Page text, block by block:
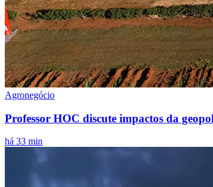
Agronegócio
Professor HOC discute impactos da
há 33 min